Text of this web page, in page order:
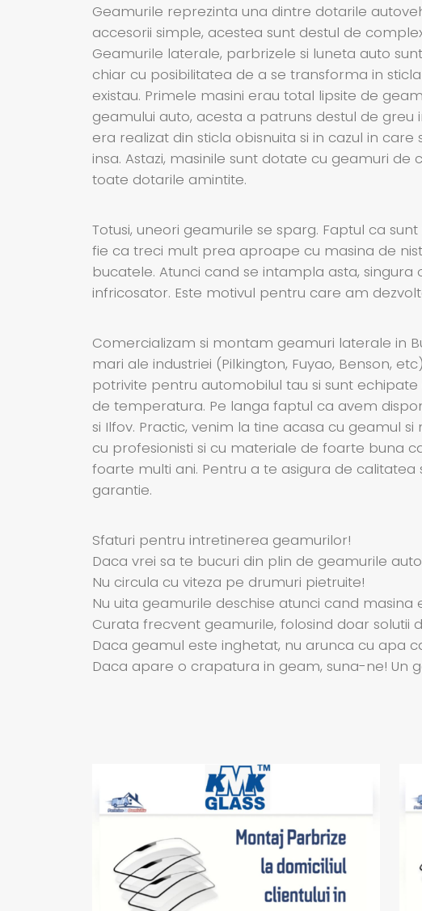
Geamurile reprezinta una dintre dotarile
accesorii simple, acestea sunt destul de
Geamurile laterale, parbrizele si luneta auto
chiar cu posibilitatea de a se transforma in
existau. Primele masini erau total lipsite de
geamului auto, acesta a patruns destul de
era realizat din sticla obisnuita si in cazul in
insa. Astazi, masinile sunt dotate cu geamuri
toate dotarile amintite.
Totusi, uneori geamurile se sparg. Faptul ca
fie ca treci mult prea aproape cu masina de
bucatele. Atunci cand se intampla asta,
infricosator. Este motivul pentru care am
Comercializam si montam geamuri laterale in
mari ale industriei (Pilkington, Fuyao, Benson,
potrivite pentru automobilul tau si sunt
de temperatura. Pe langa faptul ca avem
si Ilfov. Practic, venim la tine acasa cu geamul
cu profesionisti si cu materiale de foarte buna
foarte multi ani. Pentru a te asigura de
garantie.
Sfaturi pentru intretinerea geamurilor!
Daca vrei sa te bucuri din plin de geamurile
Nu circula cu viteza pe drumuri pietruite!
Nu uita geamurile deschise atunci cand masina
Curata frecvent geamurile, folosind doar
Daca geamul este inghetat, nu arunca cu apa
Daca apare o crapatura in geam, suna-ne! Un